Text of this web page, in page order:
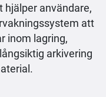
hjälper användare,
att
inom lagring,
arkivering